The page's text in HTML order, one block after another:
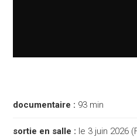
documentaire : 93 min
sortie en salle : le 3 juin 2026